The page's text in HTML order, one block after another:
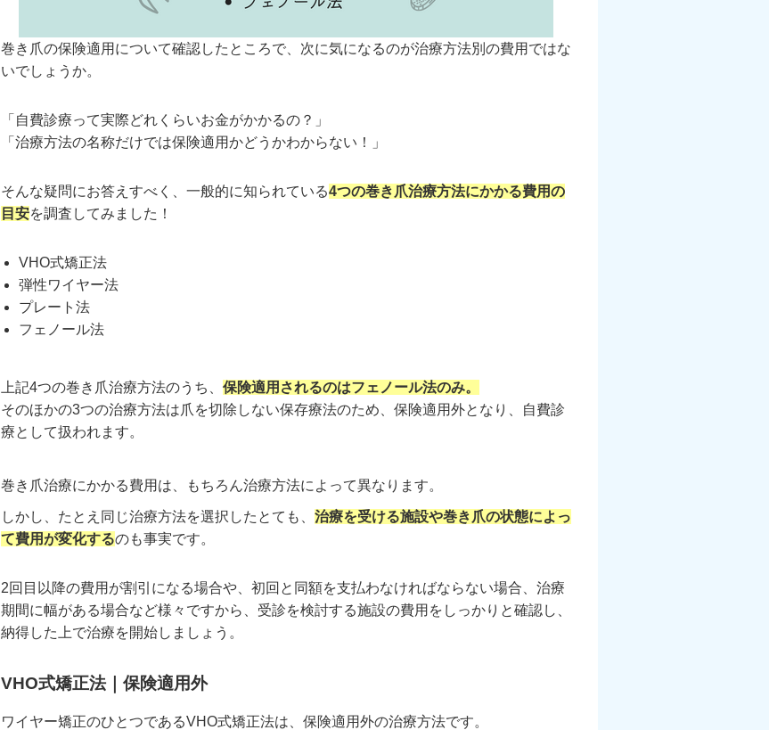
巻き爪の保険適用について確認したところで、次に気になるのが治療方法別の費用ではな
いでしょうか。
「自費診療って実際どれくらいお金がかかるの？」
「治療方法の名称だけでは保険適用かどうかわからない！」
そんな疑問にお答えすべく、一般的に知られている4つの巻き爪治療方法にかかる費用の
目安を調査してみました！
VHO式矯正法
弾性ワイヤー法
プレート法
フェノール法
上記4つの巻き爪治療方法のうち、 保険適用されるのはフェノール法のみ。
そのほかの3つの治療方法は爪を切除しない保存療法のため、保険適用外となり、自費診
療として扱われます。
巻き爪治療にかかる費用は、もちろん治療方法によって異なります。
しかし、たとえ同じ治療方法を選択したとても、 治療を受ける施設や巻き爪の状態によっ
て費用が変化するのも事実です。
2回目以降の費用が割引になる場合や、初回と同額を支払わなければならない場合、治療
期間に幅がある場合など様々ですから、受診を検討する施設の費用をしっかりと確認し、
納得した上で治療を開始しましょう。
VHO式矯正法｜保険適用外
ワイヤー矯正のひとつであるVHO式矯正法は、保険適用外の治療方法です。